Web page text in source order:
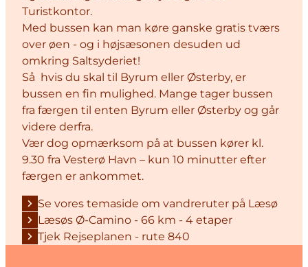
Turistkontor.
Med bussen kan man køre ganske gratis tværs
over øen - og i højsæsonen desuden ud
omkring Saltsyderiet!
Så hvis du skal til Byrum eller Østerby, er
bussen en fin mulighed. Mange tager bussen
fra færgen til enten Byrum eller Østerby og går
videre derfra.
Vær dog opmærksom på at bussen kører kl.
9.30 fra Vesterø Havn – kun 10 minutter efter
færgen er ankommet.
Se vores temaside om vandreruter på Læsø
Læsøs Ø-Camino - 66 km - 4 etaper
Tjek Rejseplanen - rute 840